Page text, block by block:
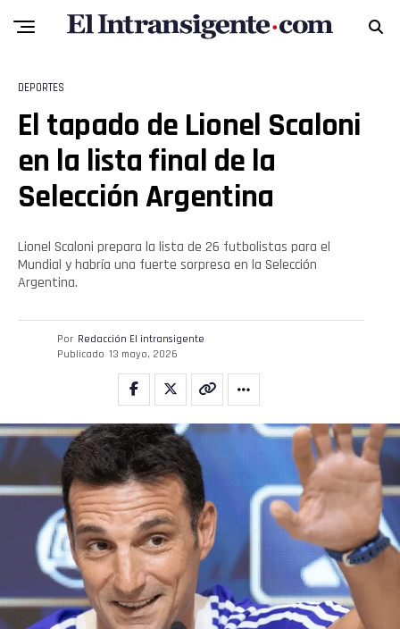
DEPORTES
El tapado de Lionel Scaloni
en la lista final de la
Selección Argentina
Lionel Scaloni prepara la lista de 26 futbolistas para el
Mundial y habría una fuerte sorpresa en la Selección
Argentina.
Por Redacción El intransigente
Publicado 13 mayo, 2026